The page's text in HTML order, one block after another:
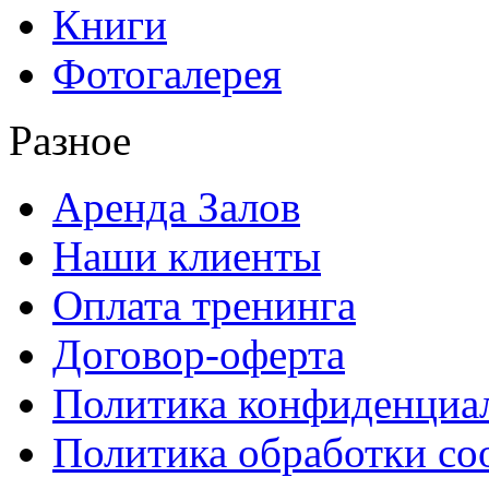
Книги
Фотогалерея
Разное
Аренда Залов
Наши клиенты
Оплата тренинга
Договор-оферта
Политика
Политика обработки